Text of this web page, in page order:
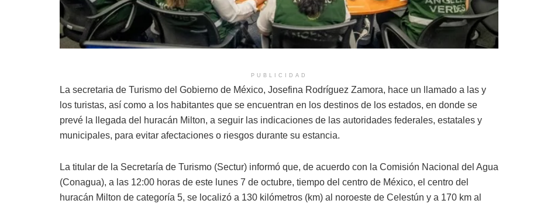
PUBLICIDAD
La secretaria de Turismo del Gobierno de México, Josefina Rodríguez Zamora, hace un llamado a las y
los turistas, así como a los habitantes que se encuentran en los destinos de los estados, en donde se
prevé la llegada del huracán Milton, a seguir las indicaciones de las autoridades federales, estatales y
municipales, para evitar afectaciones o riesgos durante su estancia.
La titular de la Secretaría de Turismo (Sectur) informó que, de acuerdo con la Comisión Nacional del Agua
(Conagua), a las 12:00 horas de este lunes 7 de octubre, tiempo del centro de México, el centro del
huracán Milton de categoría 5, se localizó a 130 kilómetros (km) al noroeste de Celestún y a 170 km al